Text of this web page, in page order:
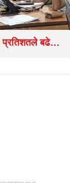
प्रतिशतले बढे…